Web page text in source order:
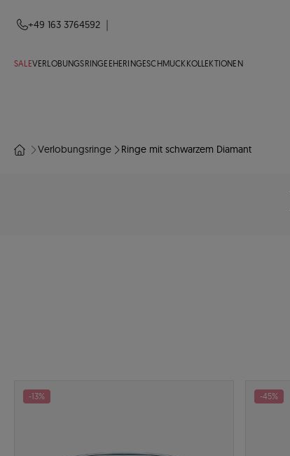
+49 163 3764592
SALEVERLOBUNGSRINGE EHERINGESCHMUCKKOLLEKTIONEN
Verlobungsringe Ringe mit schwarzem Diamant
-13% -45%